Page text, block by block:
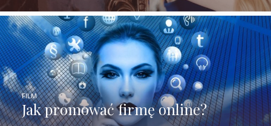
Jak promować firmę online?
FILM